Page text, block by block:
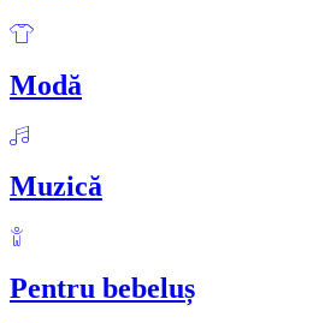
Modă
Muzică
Pentru bebeluș